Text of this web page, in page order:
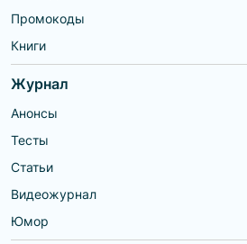
Промокоды
Книги
Журнал
Анонсы
Тесты
Статьи
Видеожурнал
Юмор